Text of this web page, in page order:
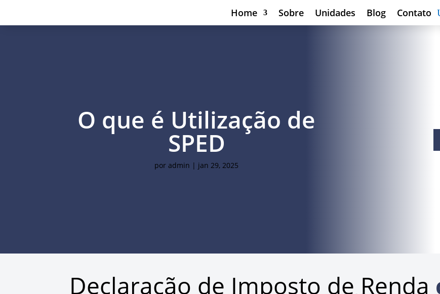
Home Sobre Unidades Blog Contato
O que é Utilização de
SPED
poradmin | jan 29, 2025
Declaração de Imposto de Renda